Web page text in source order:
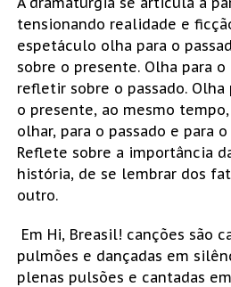
tensionando realidade e
espetáculo olha para o
sobre o presente. Olha para
refletir sobre o passado. Olha
o presente, ao mesmo
olhar, para o passado e para
Reflete sobre a importância
história, de se lembrar dos
outro.
Em Hi, Breasil! canções são
pulmões e dançadas em
plenas pulsões e cantadas